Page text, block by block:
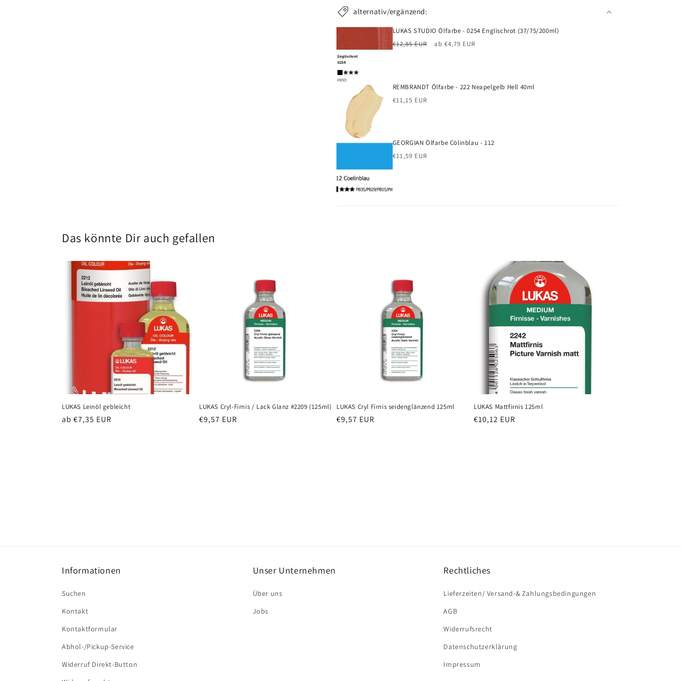
alternativ/ergänzend:
LUKAS STUDIO Ölfarbe - 0254 Englischrot (37/75/200ml)
Normaler
€12,85 EUR Verkaufspreis
ab €4,79 EUR
REMBRANDT Ölfarbe - 222 Neapelgelb Hell 40ml
Normaler
€11,15 EUR
GEORGIAN Ölfarbe Cölinblau - 112
Normaler
Preis
€11,59 EUR
Das könnte Dir auch gefallen
LUKAS Leinöl gebleicht
Normaler
ab €7,35 EUR
LUKAS Cryl-Firnis / Lack Glanz #2209 (125ml)
Normaler
€9,57 EUR
LUKAS Cryl Firnis seidenglänzend 125ml
Normaler
€9,57 EUR
LUKAS Mattfirnis 125ml
Normaler
€10,12 EUR
Informationen
Suchen
Kontakt
Kontaktformular
Abhol-/Pickup-Service
Widerruf Direkt-Button
Unser Unternehmen
Über uns
Jobs
Rechtliches
Lieferzeiten/ Versand-& Zahlungsbedingungen
AGB
Widerrufsrecht
Datenschutzerklärung
Impressum